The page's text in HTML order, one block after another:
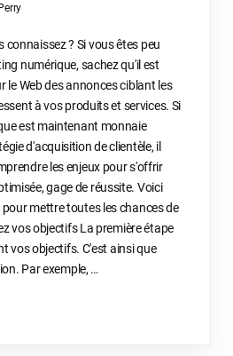
connaissez ? Si vous êtes peu
numérique, sachez qu'il est
le Web des annonces ciblant les
à vos produits et services. Si
est maintenant monnaie
d'acquisition de clientèle, il
les enjeux pour s'offrir
gage de réussite. Voici
mettre toutes les chances de
vos objectifs La première étape
vos objectifs. C'est ainsi que
Par exemple, …